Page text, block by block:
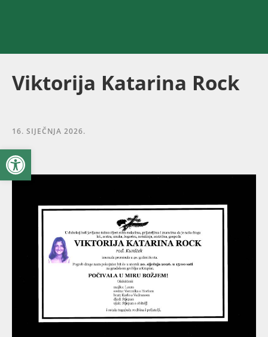
Open toolbar
Viktorija Katarina Rock
16. SIJEČNJA 2026.